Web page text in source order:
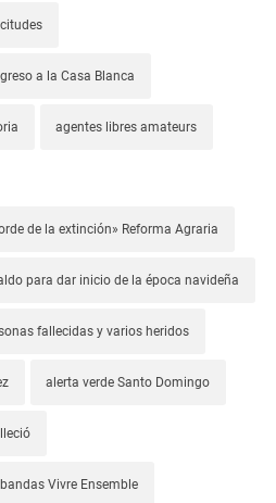
a la Casa Blanca
agentes libres amateurs
de la extinción» Reforma Agraria
para dar inicio de la época navideña
fallecidas y varios heridos
alerta verde Santo Domingo
Vivre Ensemble